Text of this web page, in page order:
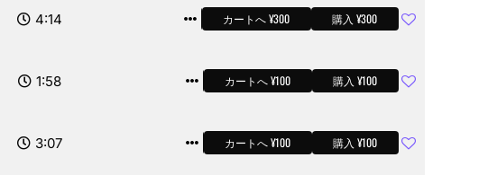
4:14 カートへ ¥300 購入 ¥300
1:58 カートへ ¥100 購入 ¥100
3:07 カートへ ¥100 購入 ¥100